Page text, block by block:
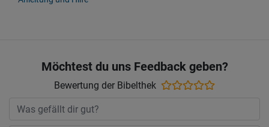
Möchtest du uns Feedback geben?
Bewertung der Bibelthek